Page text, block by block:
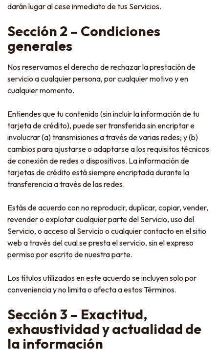
darán lugar al cese inmediato de tus Servicios.
Sección 2 – Condiciones
generales
Nos reservamos el derecho de rechazar la prestación de
servicio a cualquier persona, por cualquier motivo y en
cualquier momento.
Entiendes que tu contenido (sin incluir la información de tu
tarjeta de crédito), puede ser transferida sin encriptar e
involucrar (a) transmisiones a través de varias redes; y (b)
cambios para ajustarse o adaptarse a los requisitos técnicos
de conexión de redes o dispositivos. La información de
tarjetas de crédito está siempre encriptada durante la
transferencia a través de las redes.
Estás de acuerdo con no reproducir, duplicar, copiar, vender,
revender o explotar cualquier parte del Servicio, uso del
Servicio, o acceso al Servicio o cualquier contacto en el sitio
web a través del cual se presta el servicio, sin el expreso
permiso por escrito de nuestra parte.
Los títulos utilizados en este acuerdo se incluyen solo por
conveniencia y no limita o afecta a estos Términos.
Sección 3 – Exactitud,
exhaustividad y actualidad de
la información